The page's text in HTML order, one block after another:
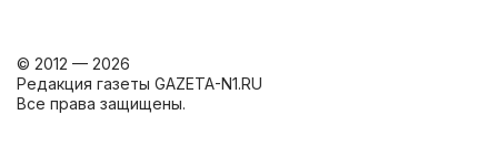
© 2012 — 2026
Редакция газеты GAZETA-N1.RU
Все права защищены.